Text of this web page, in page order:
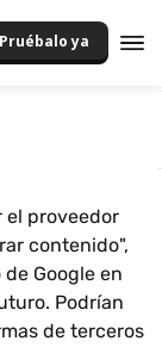
Pruébalo ya
el proveedor
contenido",
Google en
Podrían
de terceros